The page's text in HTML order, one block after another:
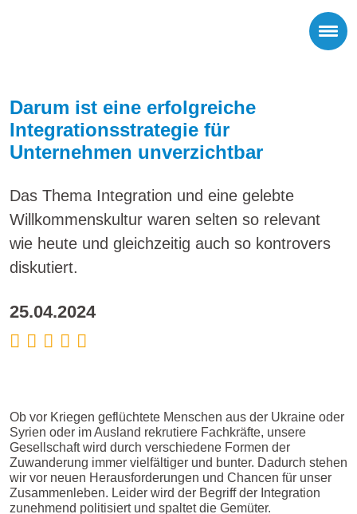
Darum ist eine erfolgreiche
Integrationsstrategie für
Unternehmen unverzichtbar
Das Thema Integration und eine gelebte
Willkommenskultur waren selten so relevant
wie heute und gleichzeitig auch so kontrovers
diskutiert.
25.04.2024
Ob vor Kriegen geflüchtete Menschen aus der Ukraine oder
Syrien oder im Ausland rekrutiere Fachkräfte, unsere
Gesellschaft wird durch verschiedene Formen der
Zuwanderung immer vielfältiger und bunter. Dadurch stehen
wir vor neuen Herausforderungen und Chancen für unser
Zusammenleben. Leider wird der Begriff der Integration
zunehmend politisiert und spaltet die Gemüter.